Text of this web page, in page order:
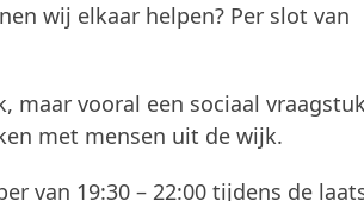
wij elkaar helpen? Per slot van
vooral een sociaal
met mensen uit de wijk.
van 19:30 – 22:00 tijdens de